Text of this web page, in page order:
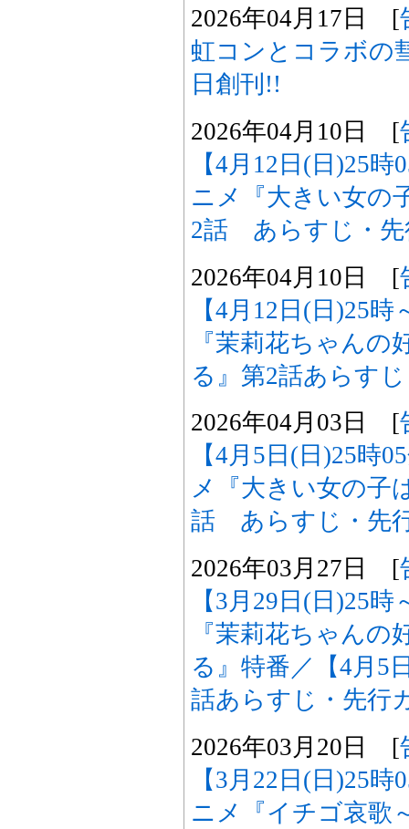
2026年04月17日 [
虹コンとコラボの
日創刊!!
2026年04月10日 [
【4月12日(日)25
ニメ『大きい女の
2話 あらすじ・先
2026年04月10日 [
【4月12日(日)25
『茉莉花ちゃん
る』第2話あらす
2026年04月03日 [
【4月5日(日)25時
メ『大きい女の子
話 あらすじ・先
2026年03月27日 [
【3月29日(日)25
『茉莉花ちゃん
る』特番／【4月5
話あらすじ・先行
2026年03月20日 [
【3月22日(日)25
ニメ『イチゴ哀歌